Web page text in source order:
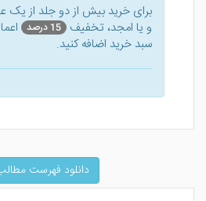
برای خرید بیش از دو جلد از یک
و یا امجد، تخفیف 15 درصد
سبد خرید اضافه کنید.
دانلود فهرست